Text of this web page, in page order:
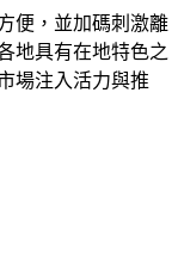
便，並加碼刺激離
地具有在地特色之
場注入活力與推